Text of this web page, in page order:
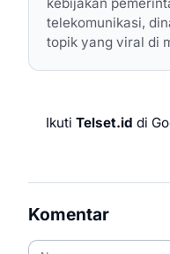
telekomunikasi,
topik yang viral di
Ikuti Telset.id di
Komentar